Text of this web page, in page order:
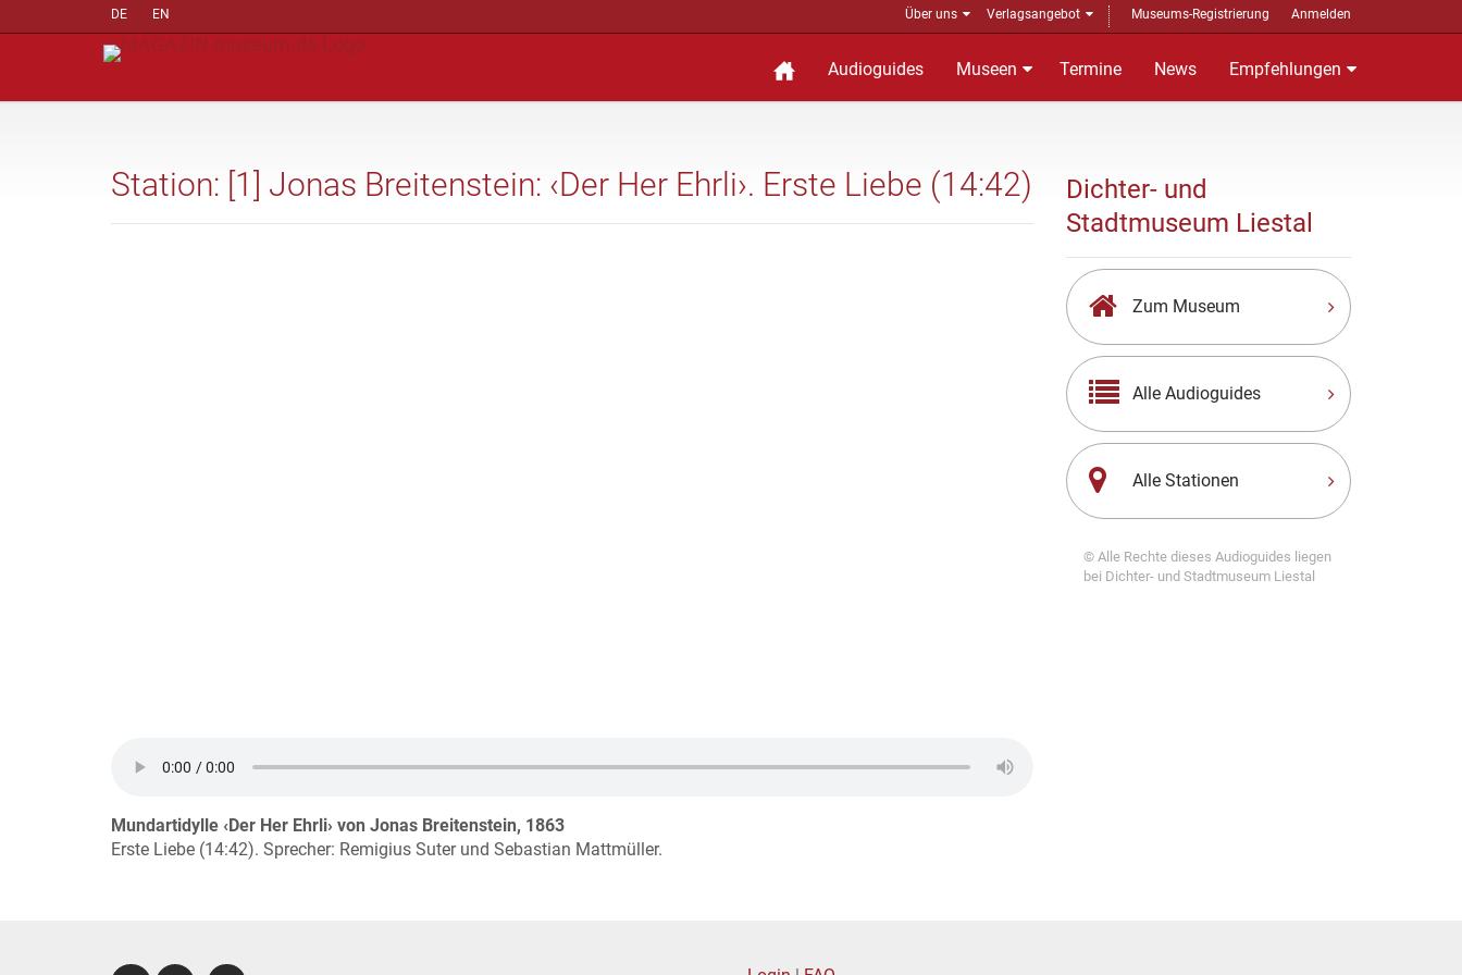
DE EN Über uns Verlagsangebot Museums-Registrierung Anmelden
Audioguides Museen Termine News Empfehlungen
Station: [1] Jonas Breitenstein: ‹Der Her Ehrli›. Erste Liebe (14:42)
Mundartidylle ‹Der Her Ehrli› von Jonas Breitenstein, 1863
Erste Liebe (14:42). Sprecher: Remigius Suter und Sebastian Mattmüller.
Dichter- und
Stadtmuseum Liestal
Zum Museum
Alle Audioguides
Alle Stationen
© Alle Rechte dieses Audioguides liegen
bei Dichter- und Stadtmuseum Liestal